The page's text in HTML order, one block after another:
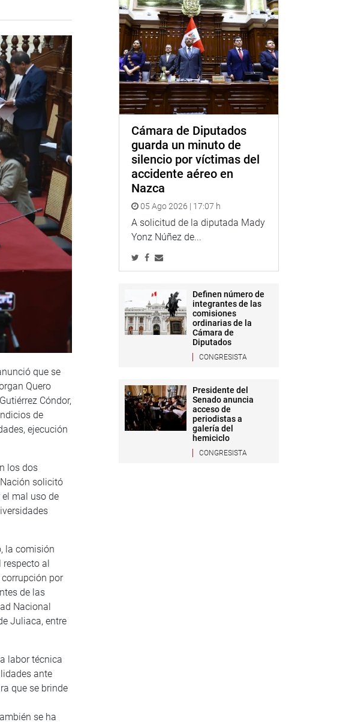
que se
Quero
Cóndor,
de
ejecución
los dos
solicitó
mal uso de
la comisión
al
por
de las
Nacional
Juliaca, entre
labor técnica
ante
que se brinde
se ha
Cámara de Diputados
guarda un minuto de
silencio por víctimas del
accidente aéreo en
Nazca
05 Ago 2026 | 17:07 h
A solicitud de la diputada Mady
Yonz Núñez de...
Definen número de
integrantes de las
comisiones
ordinarias de la
Cámara de
Diputados
CONGRESISTA
Presidente del
Senado anuncia
acceso de
periodistas a
galería del
hemiciclo
CONGRESISTA